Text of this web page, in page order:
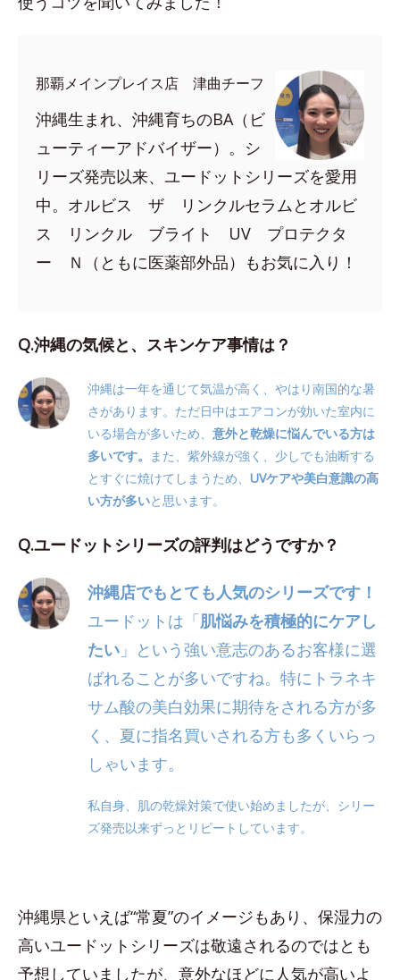
那覇メインプレイス店 津曲チーフ
沖縄生まれ、沖縄育ちのBA（ビ
ューティーアドバイザー）。シ
リーズ発売以来、ユードットシリーズを愛用
中。オルビス ザ リンクルセラムとオルビ
ス リンクル ブライト UV プロテクタ
ー Ｎ（ともに医薬部外品）もお気に入り！
Q.沖縄の気候と、スキンケア事情は？
沖縄は一年を通じて気温が高く、やはり南国的な暑
さがあります。ただ日中はエアコンが効いた室内に
いる場合が多いため、意外と乾燥に悩んでいる方は
多いです。
また、紫外線が強く、少しでも油断する
とすぐに焼けてしまうため、UVケアや美白意識の高
い方が多いと思います。
Q.ユードットシリーズの評判はどうですか？
沖縄店でもとても人気のシリーズです！
ユードットは「肌悩みを積極的にケアし
たい 」という強い意志のあるお客様に選
ばれることが多いですね。特にトラネキ
サム酸の美白効果に期待をされる方が多
く、夏に指名買いされる方も多くいらっ
しゃいます。
私自身、肌の乾燥対策で使い始めましたが、シリー
ズ発売以来ずっとリピートしています。
沖縄県といえば“常夏”のイメージもあり、保湿力の
高いユードットシリーズは敬遠されるのではとも
予想していましたが、意外なほどに人気が高いよ